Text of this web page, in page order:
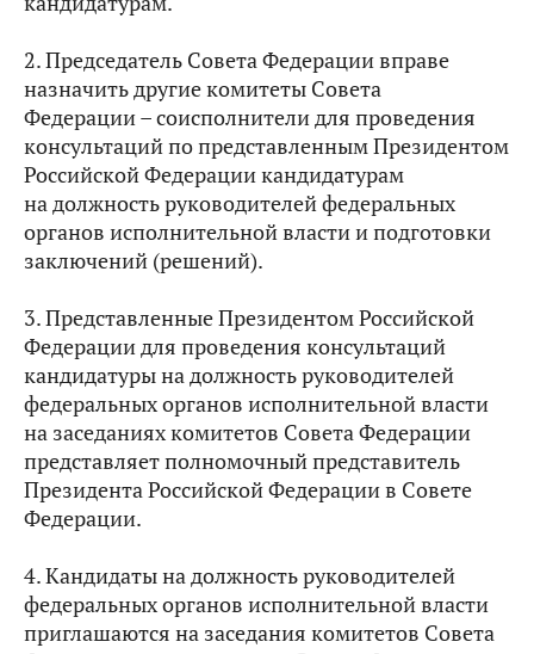
2. Председатель Совета Федерации вправе
назначить другие комитеты Совета
Федерации – соисполнители для проведения
консультаций по представленным Президентом
Российской Федерации кандидатурам
на должность руководителей федеральных
органов исполнительной власти и подготовки
заключений (решений).
3. Представленные Президентом Российской
Федерации для проведения консультаций
кандидатуры на должность руководителей
федеральных органов исполнительной власти
на заседаниях комитетов Совета Федерации
представляет полномочный представитель
Президента Российской Федерации в Совете
Федерации.
4. Кандидаты на должность руководителей
федеральных органов исполнительной власти
приглашаются на заседания комитетов Совета